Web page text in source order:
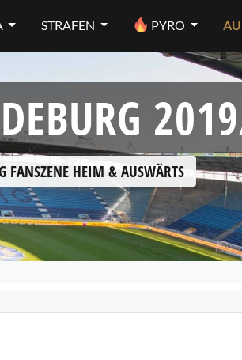
STRAFEN PYRO
FANSZENE HEIM & AUSWÄRTS